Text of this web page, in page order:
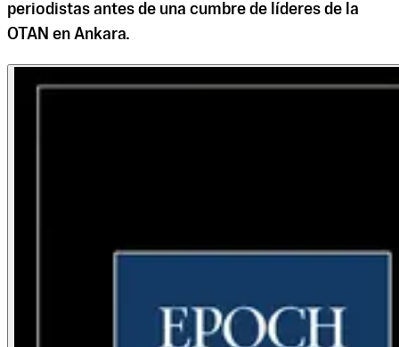
periodistas antes de una cumbre de líderes de la
OTAN en Ankara.